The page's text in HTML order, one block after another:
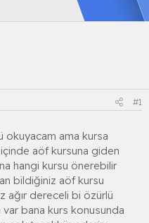
#1
okuyacam ama kursa
aöf kursuna giden
hangi kursu önerebilir
bildiğiniz aöf kursu
ağır dereceli bi özürlü
var bana kurs konusunda